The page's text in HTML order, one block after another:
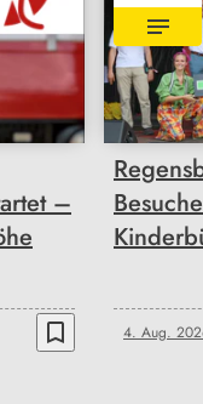
–
bookmark_border 4. Aug.